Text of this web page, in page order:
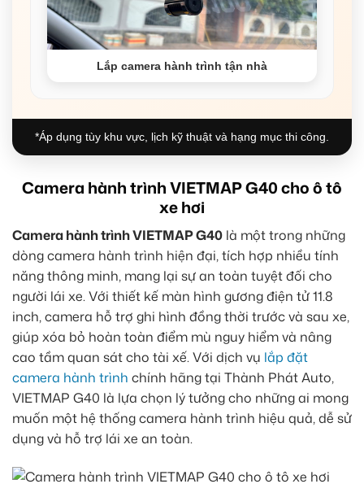
Lắp camera hành trình tận nhà
*Áp dụng tùy khu vực, lịch kỹ thuật và hạng mục thi công.
Camera hành trình VIETMAP G40 cho ô tô
xe hơi
Camera hành trình VIETMAP G40 là một trong những
dòng camera hành trình hiện đại, tích hợp nhiều tính
năng thông minh, mang lại sự an toàn tuyệt đối cho
người lái xe. Với thiết kế màn hình gương điện tử 11.8
inch, camera hỗ trợ ghi hình đồng thời trước và sau xe,
giúp xóa bỏ hoàn toàn điểm mù nguy hiểm và nâng
cao tầm quan sát cho tài xế. Với dịch vụ lắp đặt
camera hành trình chính hãng tại Thành Phát Auto,
VIETMAP G40 là lựa chọn lý tưởng cho những ai mong
muốn một hệ thống camera hành trình hiệu quả, dễ sử
dụng và hỗ trợ lái xe an toàn.